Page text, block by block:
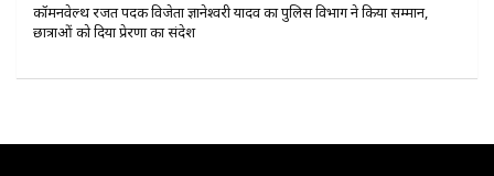
कॉमनवेल्थ रजत पदक विजेता ज्ञानेश्वरी यादव का पुलिस विभाग ने किया सम्मान,
छात्राओं को दिया प्रेरणा का संदेश